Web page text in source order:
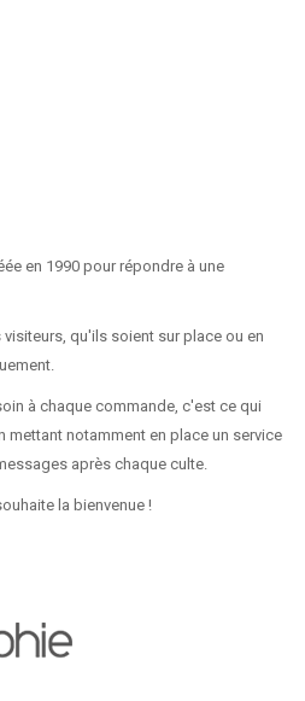
en 1990 pour répondre à une
qu'ils soient sur place ou en
à chaque commande, c'est ce qui
mettant notamment en place un service
après chaque culte.
la bienvenue !